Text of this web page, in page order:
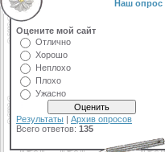
Наш опрос
Оцените мой сайт
Отлично
Хорошо
Неплохо
Плохо
Ужасно
Результаты | Архив опросов
Всего ответов: 135